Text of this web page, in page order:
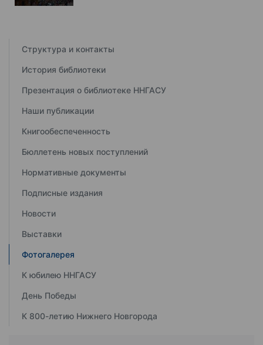
Структура и контакты
История библиотеки
Презентация о библиотеке ННГАСУ
Наши публикации
Книгообеспеченность
Бюллетень новых поступлений
Нормативные документы
Подписные издания
Новости
Выставки
Фотогалерея
К юбилею ННГАСУ
День Победы
К 800-летию Нижнего Новгорода